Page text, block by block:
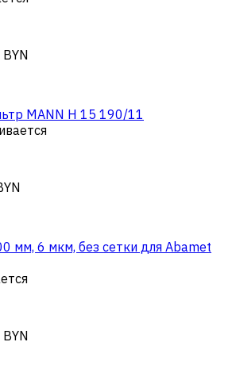
MANN H 15 190/11
мм, 6 мкм, без сетки для Abamet